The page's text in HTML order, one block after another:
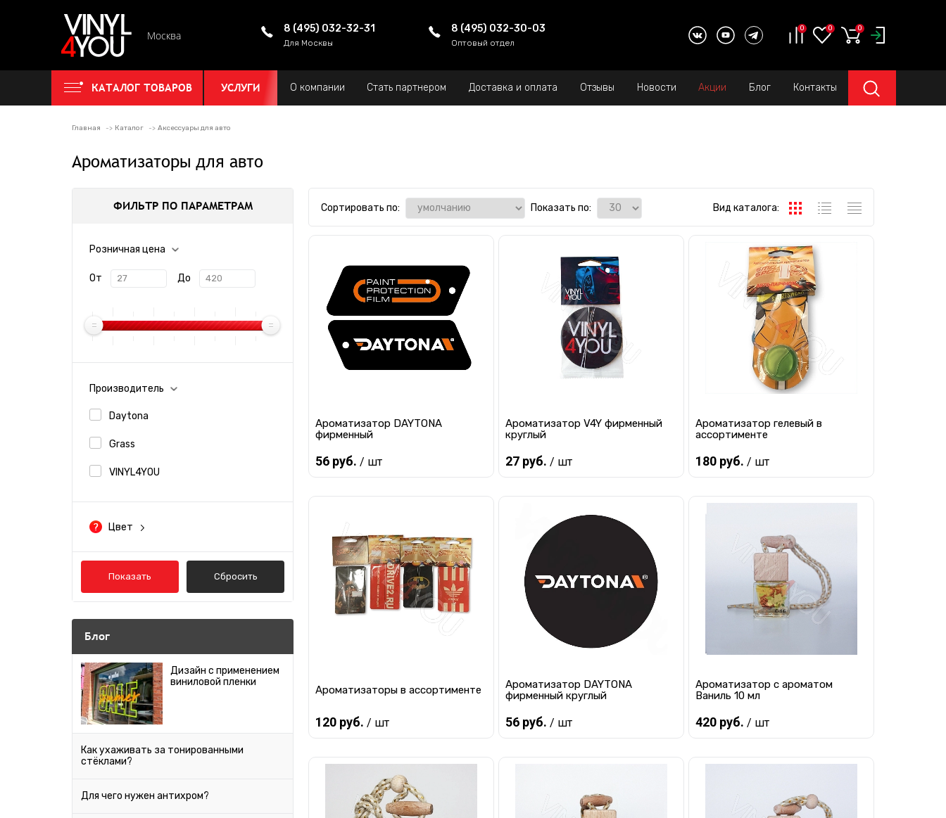
Москва
8 (495) 032-32-31
Для Москвы
8 (495) 032-30-03
Оптовый отдел
0 0 0
КАТАЛОГ ТОВАРОВ УСЛУГИ О компании Стать партнером Доставка и оплата Отзывы Новости Акции Блог Контакты
Главная Каталог Аксессуары для авто
Ароматизаторы для авто
ФИЛЬТР ПО ПАРАМЕТРАМ
Розничная цена
От До
Производитель
Daytona
Grass
VINYL4YOU
Цвет
Показать Сбросить
Блог
Дизайн с применением
виниловой пленки
Как ухаживать за тонированными
стёклами?
Для чего нужен антихром?
Сортировать по: Показать по: Вид каталога:
Ароматизатор DAYTONA
фирменный
56 руб. / шт
Купить в 1 клик К сравнению
В избранное В наличии
Ароматизатор V4Y фирменный
круглый
27 руб. / шт
Купить в 1 клик К сравнению
В избранное В наличии
Ароматизатор гелевый в
ассортименте
180 руб. / шт
Купить в 1 клик
В избранное Под заказ
Ароматизаторы в ассортименте
120 руб. / шт
Предзаказ
Купить в 1 клик К сравнению
Ароматизатор DAYTONA
фирменный круглый
56 руб. / шт
Купить в 1 клик
Ароматизатор с ароматом
Ваниль 10 мл
420 руб. / шт
Предзаказ
К сравнению